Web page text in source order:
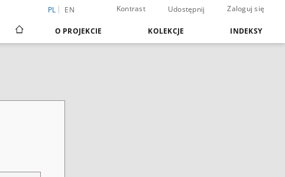
PL EN Kontrast Udostępnij Zaloguj się
O PROJEKCIE KOLEKCJE INDEKSY